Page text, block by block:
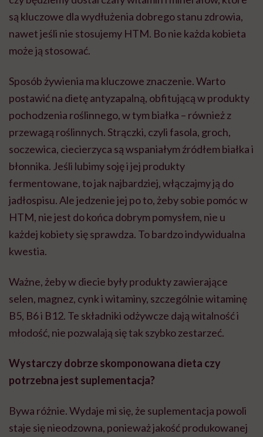
są kluczowe dla wydłużenia dobrego stanu zdrowia,
nawet jeśli nie stosujemy HTM. Bo nie każda kobieta
może ją stosować.
Sposób żywienia ma kluczowe znaczenie. Warto
postawić na dietę antyzapalną, obfitującą w produkty
pochodzenia roślinnego, w tym białka – również z
przewagą roślinnych. Strączki, czyli fasola, groch,
soczewica, ciecierzyca są wspaniałym źródłem białka i
błonnika. Jeśli lubimy soję i jej produkty
fermentowane, to jak najbardziej, włączajmy ją do
jadłospisu. Ale jedzenie jej po to, żeby sobie pomóc w
HTM, nie jest do końca dobrym pomysłem, nie u
każdej kobiety się sprawdza. To bardzo indywidualna
kwestia.
Ważne, żeby w diecie były produkty zawierające
selen, magnez, cynk i witaminy, szczególnie witaminę
B5, B6 i B12. Te składniki odżywcze dają witalność i
młodość, nie pozwalają się tak szybko zestarzeć.
Wystarczy dobrze skomponowana dieta czy
potrzebna jest suplementacja?
Bywa różnie. Wydaje mi się, że suplementacja powoli
staje się nieodzowna, ponieważ jakość produkowanej